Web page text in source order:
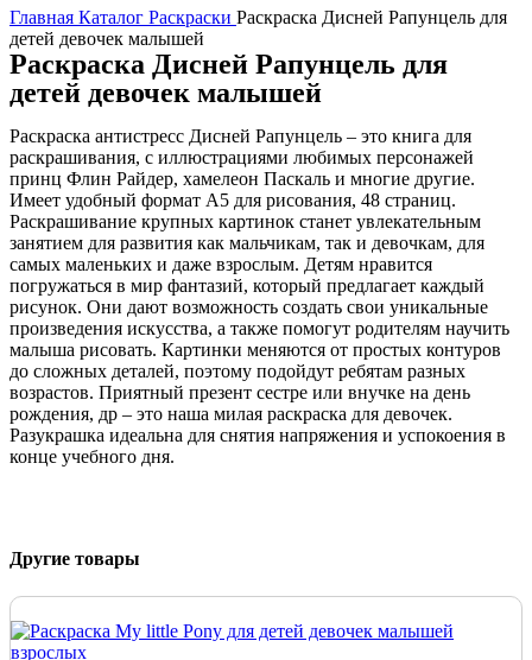
Главная Каталог Раскраски Раскраска Дисней Рапунцель для
детей девочек малышей
Раскраска Дисней Рапунцель для
детей девочек малышей
Раскраска антистресс Дисней Рапунцель – это книга для
раскрашивания, с иллюстрациями любимых персонажей
принц Флин Райдер, хамелеон Паскаль и многие другие.
Имеет удобный формат А5 для рисования, 48 страниц.
Раскрашивание крупных картинок станет увлекательным
занятием для развития как мальчикам, так и девочкам, для
самых маленьких и даже взрослым. Детям нравится
погружаться в мир фантазий, который предлагает каждый
рисунок. Они дают возможность создать свои уникальные
произведения искусства, а также помогут родителям научить
малыша рисовать. Картинки меняются от простых контуров
до сложных деталей, поэтому подойдут ребятам разных
возрастов. Приятный презент сестре или внучке на день
рождения, др – это наша милая раскраска для девочек.
Разукрашка идеальна для снятия напряжения и успокоения в
конце учебного дня.
Другие товары